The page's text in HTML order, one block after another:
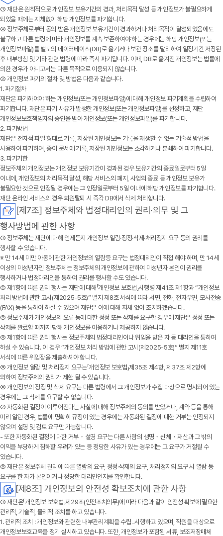
①재단은 원칙적으로 개인정보 보유기간의 경과, 처리목적 달성 등 개인정보가 불필요하게
되었을 때에는 지체없이 해당 개인정보를 파기합니다.
② 정보주체로부터 동의 받은 개인정보 보유기간이 경과하거나 처리목적이 달성되었음에도
불구하고 다른 법령에 따라 개인정보를 계속 보존하여야 하는 경우에는 해당 개인정보(또는
개인정보파일)를 별도의 데이터베이스(DB)로 옮기거나 보관 장소를 달리하여 일정기간 저장된
후 내부방침 및 기타 관련 법령에 따라 즉시 파기됩니다. 이때, DB로 옮겨진 개인정보는 법률에
의한 경우가 아니고서는 다른 목적으로 이용되지 않습니다.
③ 개인정보 파기의 절차 및 방법은 다음과 같습니다.
1. 파기절차
재단은 파기하여야 하는 개인정보(또는 개인정보파일)에 대해 개인정보 파기계획을 수립하여
파기합니다. 재단은 파기 사유가 발생한 개인정보(또는 개인정보파일)를 선정하고, 재단
개인정보보호책임자의 승인을 받아 개인정보(또는 개인정보파일)를 파기합니다.
2. 파기방법
재단은 전자적 파일 형태로 기록, 저장된 개인정보는 기록을 재생할 수 없는 기술적 방법을
사용하여 파기하며, 종이 문서에 기록, 저장된 개인정보는 소각하거나 분쇄하여 파기합니다.
3. 파기기한
정보주체의 개인정보는 개인정보 보유기간이 경과된 경우 보유기간의 종료일로부터 5일
이내에, 개인정보의 처리목적 달성, 해당 서비스의 폐지, 사업의 종료 등 개인정보 보유가
불필요한 것으로 인정될 경우에는 그 인정일로부터 5일 이내에 해당 개인정보를 파기합니다.
재단 온라인 서비스의 경우 회원탈퇴 시 즉각 DB에서 삭제 처리합니다.
[제7조] 정보주체와 법정대리인의 권리·의무 및 그
행사방법에 관한 사항
① 정보주체는재단에 대해 언제든지 개인정보 열람·정정·삭제·처리정지 요구 등의 권리를
행사할 수 있습니다.
※ 만 14세 미만 아동에 관한 개인정보의 열람등 요구는 법정대리인이 직접 해야 하며, 만 14세
이상의 미성년자인 정보주체는 정보주체의 개인정보에 관하여 미성년자 본인이 권리를
행사하거나 법정대리인을 통하여 권리를 행사할 수도 있습니다.
② 제1항에 따른 권리 행사는 재단에 대해「개인정보 보호법」시행령 제41조 제1항과 “개인정보
처리 방법에 관한 고시(제2025-5호)” 별지 제8호 서식에 따라 서면, 전화, 전자우편, 모사전송
(FAX) 등을 통하여 하실 수 있으며 재단은 이에 대해 지체 없이 조치하겠습니다.
③ 정보주체가 개인정보의 오류 등에 대한 정정 또는 삭제를 요구한 경우에 재단은 정정 또는
삭제를 완료할 때까지 당해 개인정보를 이용하거나 제공하지 않습니다.
④ 제1항에 따른 권리 행사는 정보주체의 법정대리인이나 위임을 받은 자 등 대리인을 통하여
하실 수 있습니다. 이 경우 “개인정보 처리 방법에 관한 고시(제2025-5호)” 별지 제11호
서식에 따른 위임장을 제출하셔야 합니다.
⑤ 개인정보 열람 및 처리정지 요구는「개인정보 보호법」제35조 제4항, 제37조 제2항에
의하여 정보주체의 권리가 제한 될 수 있습니다.
⑥ 개인정보의 정정 및 삭제 요구는 다른 법령에서 그 개인정보가 수집 대상으로 명시되어 있는
경우에는 그 삭제를 요구할 수 없습니다.
⑦ 자동화된 결정이 이루어진다는 사실에 대해 정보주체의 동의를 받았거나, 계약 등을 통해
미리 알린 경우, 법률에 명확히 규정이 있는 경우에는 자동화된 결정에 대한 거부는 인정되지
않으며 설명 및 검토 요구만 가능합니다.
- 또한 자동화된 결정에 대한 거부・설명 요구는 다른 사람의 생명・신체・재산과 그 밖의
이익을 부당하게 침해할 우려가 있는 등 정당한 사유가 있는 경우에는 그 요구가 거절될 수
있습니다.
⑧ 재단은 정보주체 권리에 따른 열람의 요구, 정정·삭제의 요구, 처리정지의 요구 시 열람 등
요구를 한 자가 본인이거나 정당한 대리인인지를 확인합니다.
[제8조] 개인정보의 안전성 확보조치에 관한 사항
①재단은「개인정보 보호법」제29조(안전조치의무)에 따라 다음과 같이 안전성 확보에 필요한
관리적, 기술적, 물리적 조치를 하고 있습니다.
1. 관리적 조치 : 개인정보와 관련한 내부관리계획을 수립․시행하고 있으며, 직원을 대상으로
개인정보보호교육을 정기 실시하고 있습니다. 또한, 개인정보가 포함된 서류, 보조저장매체